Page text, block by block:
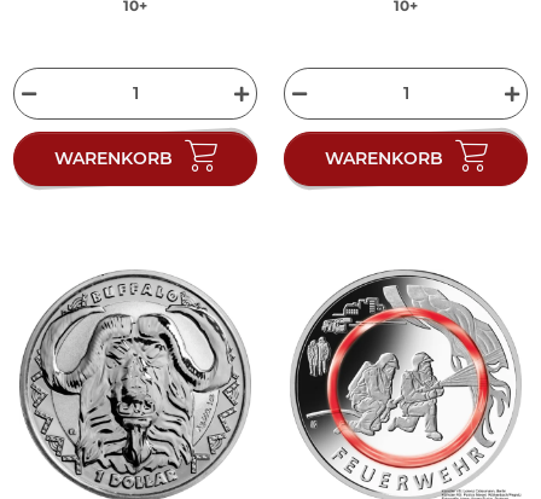
10+
WARENKORB
10+
WARENKORB